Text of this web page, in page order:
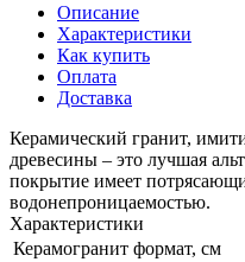
Описание
Характеристики
Как купить
Оплата
Доставка
Керамический гранит,
древесины – это лучшая
покрытие имеет
водонепроницаемостью.
Характеристики
Керамогранит формат, см